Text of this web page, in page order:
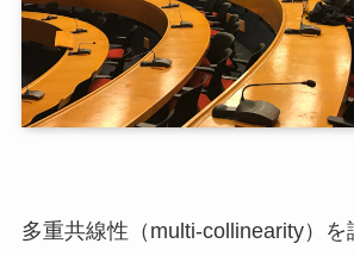
多重共線性（multi-collinearity）